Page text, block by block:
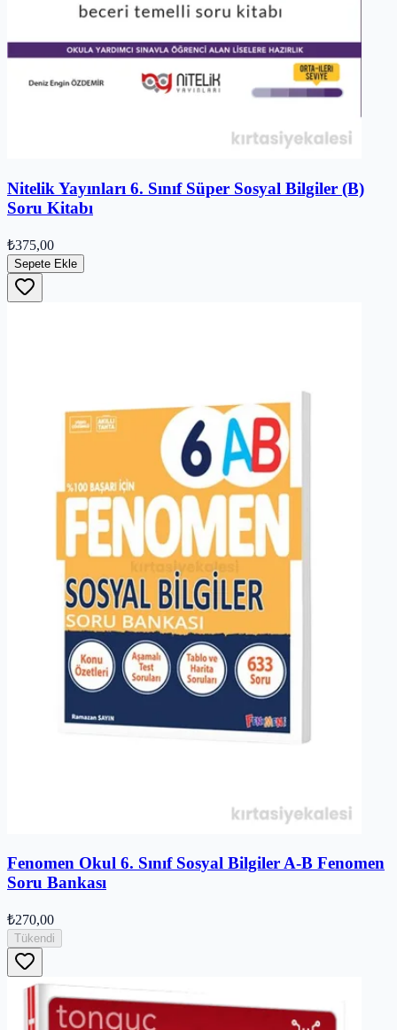
Nitelik Yayınları 6. Sınıf Süper Sosyal Bilgiler (B)
Soru Kitabı
₺375,00
Sepete Ekle
Fenomen Okul 6. Sınıf Sosyal Bilgiler A-B Fenomen
Soru Bankası
₺270,00
Tükendi